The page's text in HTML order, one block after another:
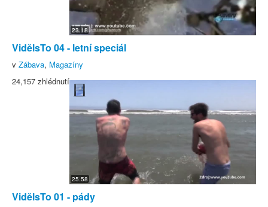
23:18
VidělsTo 04 - letní speciál
v Zábava, Magazíny
24,157 zhlédnutí
25:58
VidělsTo 01 - pády